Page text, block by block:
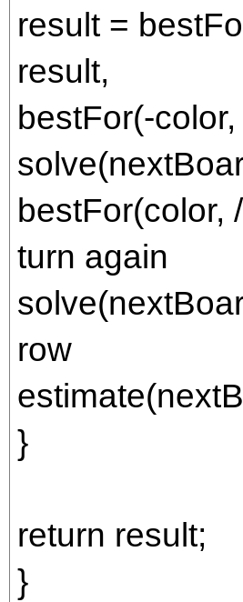
result =
result,
bestFor(-
bestFor(color,
turn again
row
}
return result;
}